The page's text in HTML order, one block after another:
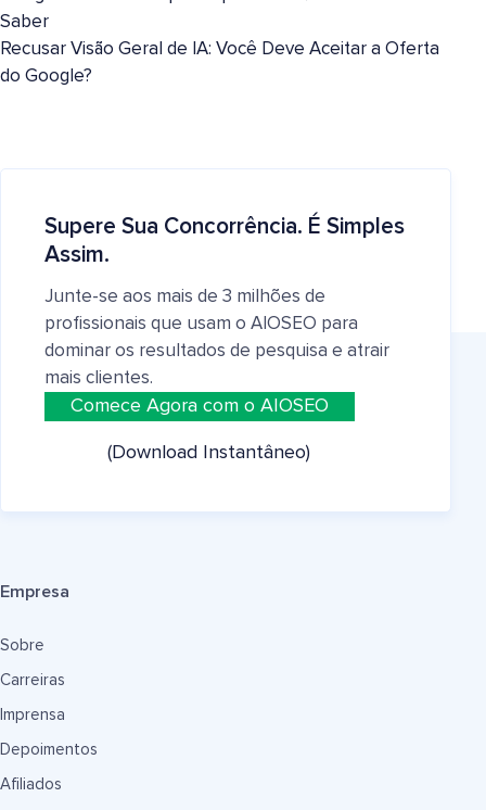
Saber
Recusar Visão Geral de IA: Você Deve Aceitar a Oferta
do Google?
Supere Sua Concorrência. É Simples
Assim.
Junte-se aos mais de 3 milhões de
profissionais que usam o AIOSEO para
dominar os resultados de pesquisa e atrair
mais clientes.
Comece Agora com o AIOSEO
(Download Instantâneo)
Empresa
Sobre
Carreiras
Imprensa
Depoimentos
Afiliados